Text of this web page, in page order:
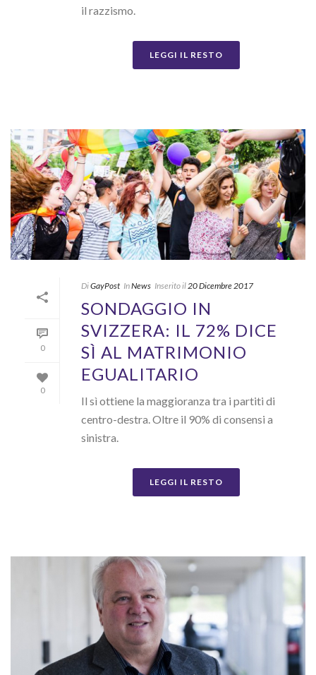
il razzismo.
LEGGI IL RESTO
0
0
DiGayPost InNews Inserito il 20 Dicembre 2017
SONDAGGIO IN
SVIZZERA: IL 72% DICE
SÌ AL MATRIMONIO
EGUALITARIO
Il sì ottiene la maggioranza tra i partiti di
centro-destra. Oltre il 90% di consensi a
sinistra.
LEGGI IL RESTO